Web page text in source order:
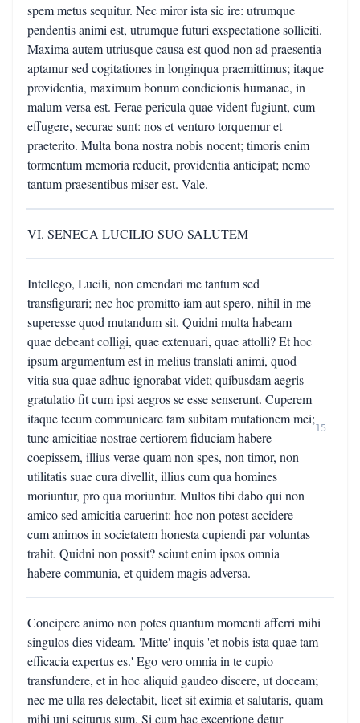
spem metus sequitur. Nec miror ista sic ire: utrumque
pendentis animi est, utrumque futuri exspectatione solliciti.
Maxima autem utriusque causa est quod non ad praesentia
aptamur sed cogitationes in longinqua praemittimus; itaque
providentia, maximum bonum condicionis humanae, in
malum versa est. Ferae pericula quae vident fugiunt, cum
effugere, securae sunt: nos et venturo torquemur et
praeterito. Multa bona nostra nobis nocent; timoris enim
tormentum memoria reducit, providentia anticipat; nemo
tantum praesentibus miser est. Vale.
VI. SENECA LUCILIO SUO SALUTEM
Intellego, Lucili, non emendari me tantum sed
transfigurari; nec hoc promitto iam aut spero, nihil in me
superesse quod mutandum sit. Quidni multa habeam
quae debeant colligi, quae extenuari, quae attolli? Et hoc
ipsum argumentum est in melius translati animi, quod
vitia sua quae adhuc ignorabat videt; quibusdam aegris
gratulatio fit cum ipsi aegros se esse senserunt. Cuperem
itaque tecum communicare tam subitam mutationem mei;
tunc amicitiae nostrae certiorem fiduciam habere
coepissem, illius verae quam non spes, non timor, non
utilitatis suae cura divellit, illius cum qua homines
moriuntur, pro qua moriuntur. Multos tibi dabo qui non
amico sed amicitia caruerint: hoc non potest accidere
cum animos in societatem honesta cupiendi par voluntas
trahit. Quidni non possit? sciunt enim ipsos omnia
habere communia, et quidem magis adversa.
15
Concipere animo non potes quantum momenti afferri mihi
singulos dies videam. 'Mitte' inquis 'et nobis ista quae tam
efficacia expertus es.' Ego vero omnia in te cupio
transfundere, et in hoc aliquid gaudeo discere, ut doceam;
nec me ulla res delectabit, licet sit eximia et salutaris, quam
mihi uni sciturus sum. Si cum hac exceptione detur